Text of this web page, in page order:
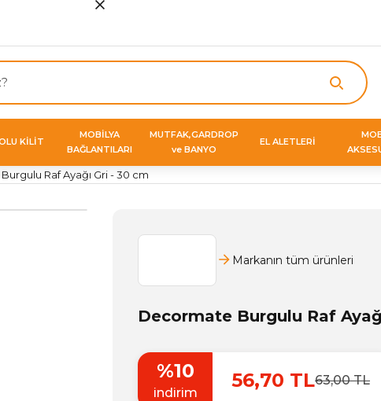
KİLİT
MOBİLYA
BAĞLANTILARI
MUTFAK,GARDROP
ve BANYO
EL ALETLERİ
Raf Ayağı Gri - 30 cm
Markanın tüm ürünleri
Decormate Burgulu Raf
%10
indirim
56,70 TL63,00 TL